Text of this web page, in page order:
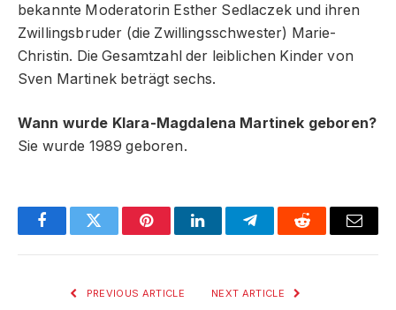
bekannte Moderatorin Esther Sedlaczek und ihren
Zwillingsbruder (die Zwillingsschwester) Marie-
Christin. Die Gesamtzahl der leiblichen Kinder von
Sven Martinek beträgt sechs.
Wann wurde Klara-Magdalena Martinek geboren?
Sie wurde 1989 geboren.
FacebookTwitter PinterestLinkedInTelegramReddit Email
PREVIOUS ARTICLE NEXT ARTICLE